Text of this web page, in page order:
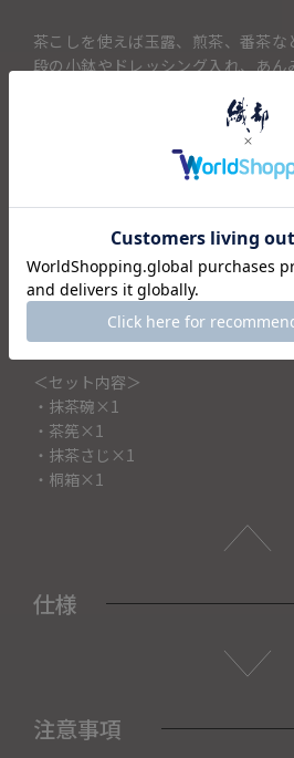
茶こしを使えば玉露、煎茶、番茶
段の小鉢やドレッシング入れ、あ
茶筅・茶さじがついており、初めて
茶筅100本立・・・・・初心者の方
な泡が立てやすく使い茶筅です
抹茶さじ・・・・・・・・・抹茶を
（ちゃしゃく）です。
母の日や敬老の日、お誕生日の贈
方へのプレゼントとしても喜ばれそ
＜セット内容＞
・抹茶碗×1
・茶筅×1
・抹茶さじ×1
・桐箱×1
仕様
注意事項